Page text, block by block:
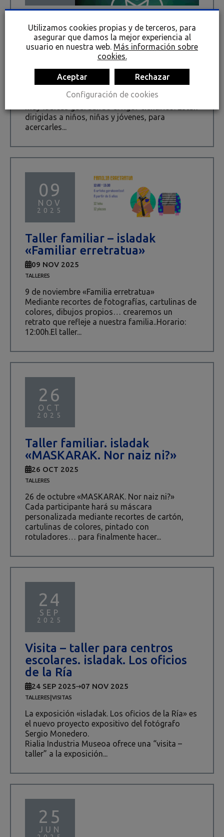
Visita – taller para centros
escolares. Semana de la
Ciencia 2025
14 NOV 2025
TALLERES
Rialia Industria Museoa propone un conjunto
de actividades educativas, participativas y muy
dirigidas a niños, niñas y jóvenes, para
acercarles...
09
NOV
2025
Taller familiar – isladak
«Familiar erretratua»
09 NOV 2025
TALLERES
9 de noviembre «Familia erretratua»
Mediante recortes de fotografías, cartulinas de
colores, dibujos propios… crearemos un
retrato que refleje a nuestra familia..Horario:
12:00h.El taller...
26
OCT
2025
Taller familiar. isladak
«MASKARAK. Nor naiz ni?»
26 OCT 2025
TALLERES
26 de octubre «MASKARAK. Nor naiz ni?»
Cada participante hará su máscara
personalizada mediante recortes de cartón,
cartulinas de colores, pintado con
rotuladores… para finalmente hacer...
24
SEP
2025
Visita – taller para centros
escolares. isladak. Los oficios
de la Ría
24 SEP 2025 07 NOV 2025
TALLERES|VISITAS
La exposición «isladak. Los oficios de la Ría» es
el nuevo proyecto expositivo del fotógrafo
Sergio Monedero.
Rialia Industria Museoa ofrece una “visita –
taller” a la exposición...
25
JUN
Utilizamos cookies propias y de terceros, para
asegurar que damos la mejor experiencia al
usuario en nuestra web. Más información sobre
cookies.
Aceptar
Rechazar
Configuración de cookies